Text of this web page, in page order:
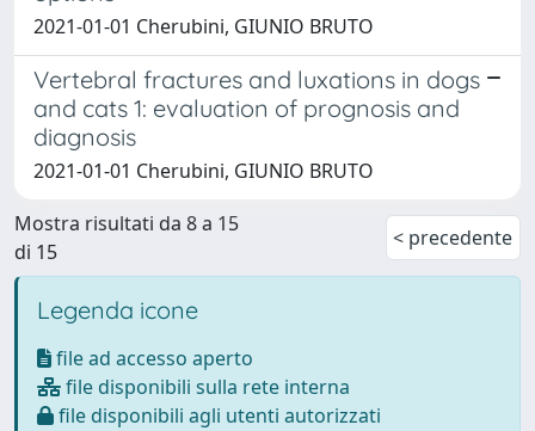
2021-01-01 Cherubini, GIUNIO BRUTO
Vertebral fractures and luxations in dogs
and cats 1: evaluation of prognosis and
diagnosis
2021-01-01 Cherubini, GIUNIO BRUTO
Mostra risultati da 8 a 15
di 15
< precedente
Legenda icone
file ad accesso aperto
file disponibili sulla rete interna
file disponibili agli utenti autorizzati